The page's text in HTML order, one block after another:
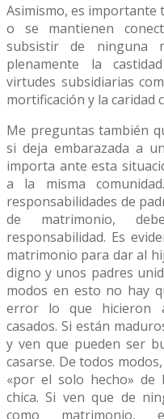
Asimismo, es importante
o se mantienen
subsistir de ninguna
plenamente la
virtudes subsidiarias
mortificación y la caridad
Me preguntas también
si deja embarazada a
importa ante esta
a la misma
responsabilidades de
de matrimonio,
responsabilidad. Es
matrimonio para dar al
digno y unos padres
modos en esto no hay
error lo que hicieron
casados. Si están
y ven que pueden ser
casarse. De todos
«por el solo hecho» de
chica. Si ven que de
como matrimonio,